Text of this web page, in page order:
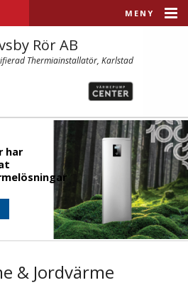
MENY
Rör AB
Thermiainstallatör, Karlstad
har
& Jordvärme